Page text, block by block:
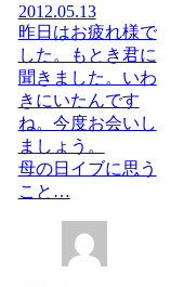
2012.05.13
昨日はお疲れ様で
した。もとき君に
聞きました。いわ
きにいたんです
ね。今度お会いし
ましょう。
母の日イブに思う
こと…